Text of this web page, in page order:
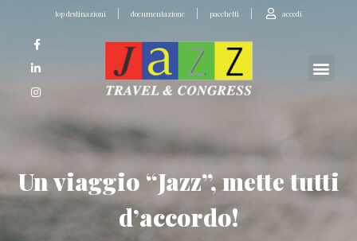
top destinazioni documentazione pacchetti accedi
Un viaggio “Jazz”, mette tutti
d’accordo!